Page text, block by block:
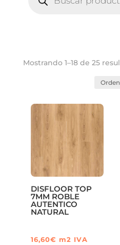
PRODUCTOS
Mostrando 1–18 de 25
DISFLOOR TOP
7MM ROBLE
AUTENTICO
NATURAL
16,60€ m2 IVA